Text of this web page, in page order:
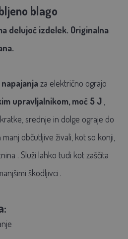
blago
delujoč izdelek. Originalna
za električno ograjo
upravljalnikom, moč 5 J
srednje in dolge ograje do
občutljive živali, kot so konji,
. Služi lahko tudi kotzaščita
škodljivci .